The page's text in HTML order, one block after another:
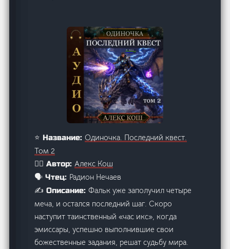
⭐ Название:Одиночка. Последний квест.
Том 2
🙋‍♂️ Автор:Алекс Кош
🗣️ Чтец: Радион Нечаев
✍️ Описание:Фальк уже заполучил четыре
меча, и остался последний шаг. Скоро
наступит таинственный «час икс», когда
эмиссары, успешно выполнившие свои
божественные задания, решат судьбу мира.